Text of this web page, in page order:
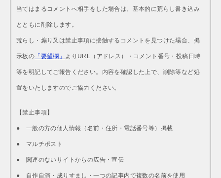
当てはまるコメントへ相手をした場合は、基本的に荒らし書き込み
とともに削除します。
荒らし・煽り又は禁止事項に接触するコメントを見つけた場合、掲
示板の 「要望欄」 よりURL（アドレス）・コメント番号・投稿日時
等を明記してご報告ください。内容を確認した上で、削除等など処
置をいたしますのでご協力ください。
【禁止事項】
● 一般の方の個人情報（名前・住所・電話番号等）掲載
● マルチポスト
● 関連のないサイトからの広告・宣伝
● 自作自演・成りすまし・一つの記事内で複数の名前を使用